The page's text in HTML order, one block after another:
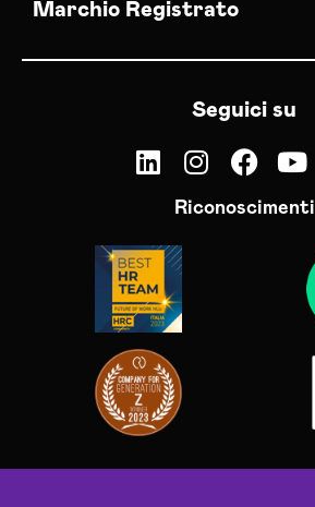
Marchio Registrato
Seguici su
Riconoscimenti